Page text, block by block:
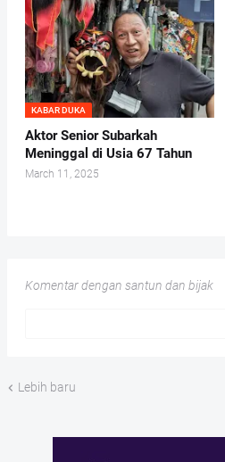
KABAR DUKA
Aktor Senior Subarkah
Meninggal di Usia 67 Tahun
March 11, 2025
Komentar dengan santun dan bijak
Lebih baru